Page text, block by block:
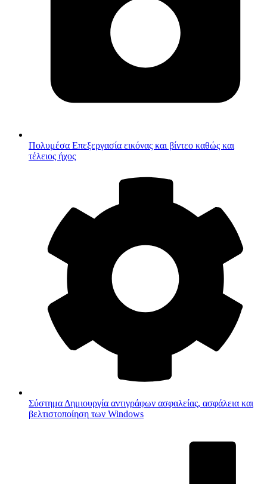
Πολυμέσα Επεξεργασία εικόνας και βίντεο καθώς και
τέλειος ήχος
Σύστημα Δημιουργία αντιγράφων ασφαλείας, ασφάλεια και
βελτιστοποίηση των Windows